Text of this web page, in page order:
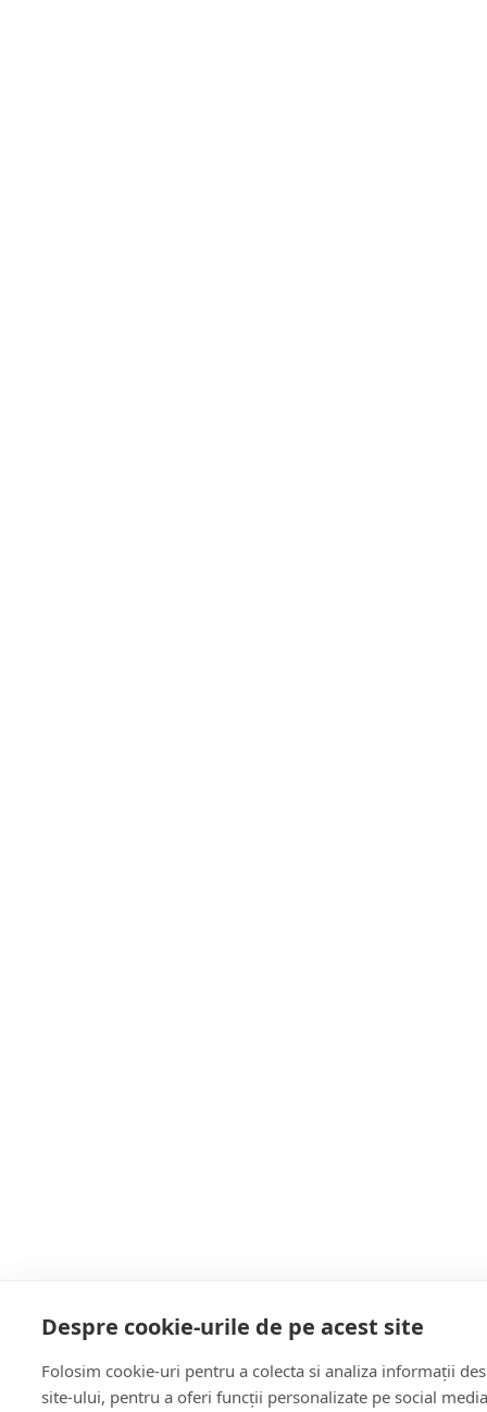
Despre cookie-urile de pe acest site
Folosim cookie-uri pentru a colecta si analiza informații
site-ului, pentru a oferi funcții personalizate pe social